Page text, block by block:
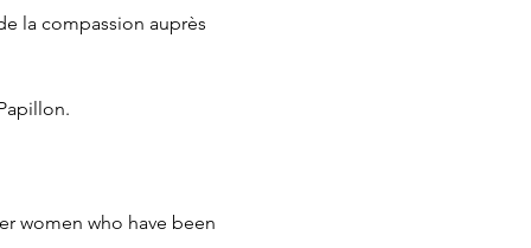
la compassion auprès
women who have been